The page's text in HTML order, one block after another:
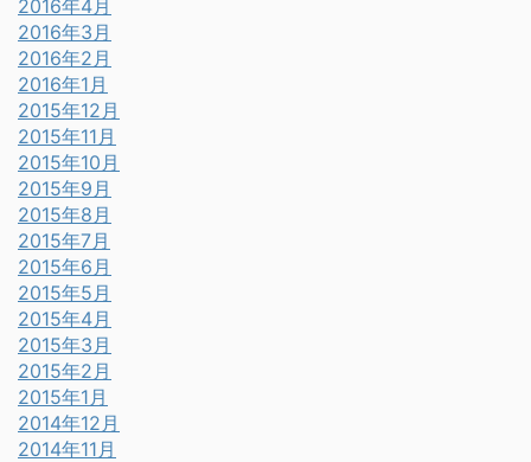
2016年4月
2016年3月
2016年2月
2016年1月
2015年12月
2015年11月
2015年10月
2015年9月
2015年8月
2015年7月
2015年6月
2015年5月
2015年4月
2015年3月
2015年2月
2015年1月
2014年12月
2014年11月